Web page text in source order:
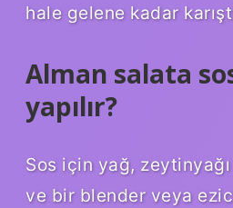
hale gelene kadar
Alman salata
yapılır?
Sos için yağ,
ve bir blender veya